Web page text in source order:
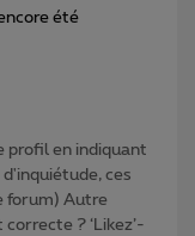
été
profil en indiquant
ces
forum) Autre
? ‘Likez’-